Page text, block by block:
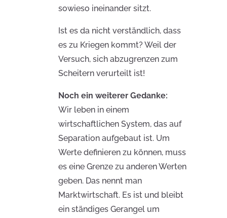
sowieso ineinander sitzt.
Ist es da nicht verständlich, dass
es zu Kriegen kommt? Weil der
Versuch, sich abzugrenzen zum
Scheitern verurteilt ist!
Noch ein weiterer Gedanke:
Wir leben in einem
wirtschaftlichen System, das auf
Separation aufgebaut ist. Um
Werte definieren zu können, muss
es eine Grenze zu anderen Werten
geben. Das nennt man
Marktwirtschaft. Es ist und bleibt
ein ständiges Gerangel um